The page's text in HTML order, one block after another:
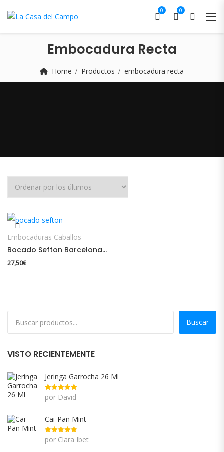
0 0
Embocadura Recta
Home Productos embocadura recta
Embocaduras Caballos
Bocado Sefton Barcelona 2 Anillas con Embocadura Recta
27,50€
Buscar
VISTO RECIENTEMENTE
Jeringa Garrocha 26 Ml
Valorado
con
por David
Cai-Pan Mint
Valorado
con
por Clara Ibet